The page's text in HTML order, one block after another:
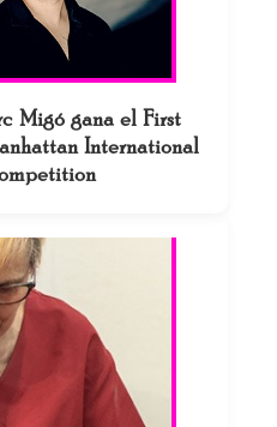
Migó gana el First
International